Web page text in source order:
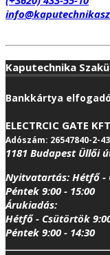
Kaputechnika
Bankkártya
ELECTRCIC GATE
Adószám: 26547840-2-43
1181 Budapest Üllői
Nyitvatartás: Hétfő -
Péntek 9:00 - 15:00
Árukiadás:
Hétfő - Csütörtök
Péntek 9:00 - 14:30